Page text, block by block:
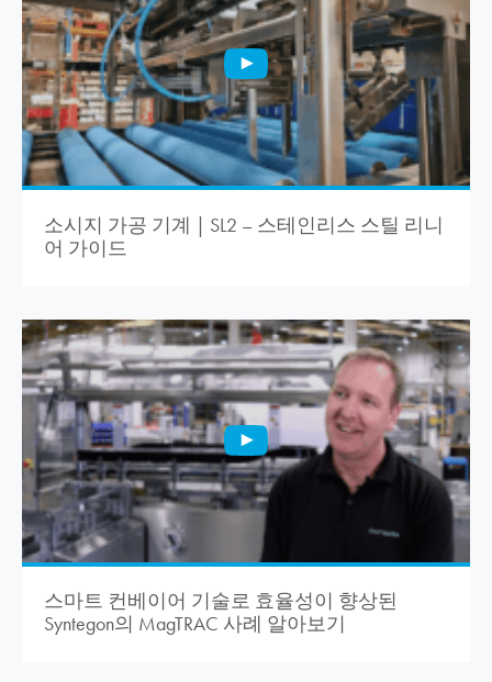
소시지 가공 기계 | SL2 – 스테인리스 스틸 리니
어 가이드
스마트 컨베이어 기술로 효율성이 향상된
Syntegon의 MagTRAC 사례 알아보기